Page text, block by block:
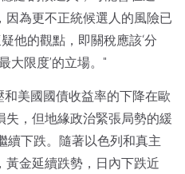
因為更不正統候選人的風險已
他的觀點，即關稅應該‘分
大限度’的立場。"
美國國債收益率的下降在歐
，但地緣政治緊張局勢的緩
續下跌。隨著以色列和真主
金延續跌勢，日內下跌近